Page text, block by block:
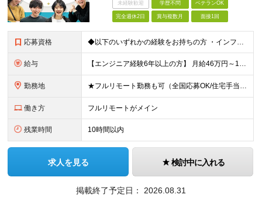
未経験歓迎 学歴不問 ベテランOK
完全週休2日 賞与複数月 面接1回
応募資格 ◆以下のいずれかの経験をお持ちの方 ・インフラ設計・構築の実務経験（オンプレ/クラウドどちらもOK） ・クラウド環境下での運用保守に関する実務経験 ◆学歴不問 ＜こんな方は特に歓迎します＞ ◎これま
給与 【エンジニア経験6年以上の方】 月給46万円～100万円（固定残業代含む） ※上記月給には月30時間分の固定残業代（月8万7,400円～月19万円）を含む。超過分は全額支給。 【エンジニア経験4年以
勤務地 ★フルリモート勤務も可（全国応募OK/住宅手当を支給します） ※案件によって常駐が必要になる場合があります。 ※希望がない限り、転勤はありません ※U・Iターン歓迎 ★ルトラの社員は全国各地で活躍中
働き方 フルリモートがメイン
残業時間 10時間以内
求人を見る 検討中に入れる
掲載終了予定日： 2026.08.31